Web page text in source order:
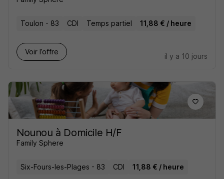
Toulon - 83 CDI Temps partiel 11,88 € / heure
Voir l’offre
il y a 10 jours
Nounou à Domicile H/F
Family Sphere
Six-Fours-les-Plages - 83 CDI 11,88 € / heure